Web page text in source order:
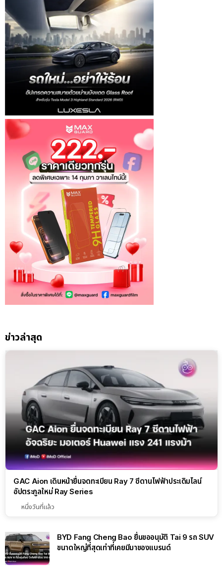
ข่าวล่าสุด
GAC Aion เดินหน้ายื่นจดทะเบียน Ray 7 ซีดานไฟฟ้าประเดิมไลน์
อัปตระกูลใหม่ Ray Series
หนึ่งวันที่แล้ว
BYD Fang Cheng Bao ยื่นขออนุมัติ Tai 9 รถ SUV
ขนาดใหญ่ที่สุดเท่าที่เคยมีมาของแบรนด์